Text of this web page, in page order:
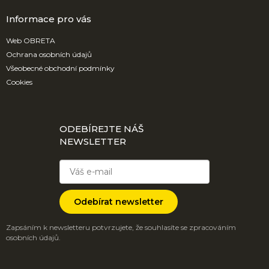
Informace pro vás
Web OBRETA
Ochrana osobních údajů
Všeobecné obchodní podmínky
Cookies
ODEBÍREJTE NÁŠ
NEWSLETTER
Odebírat newsletter
Zapsáním k newsletteru potvrzujete, že souhlasíte se zpracováním
osobních údajů.